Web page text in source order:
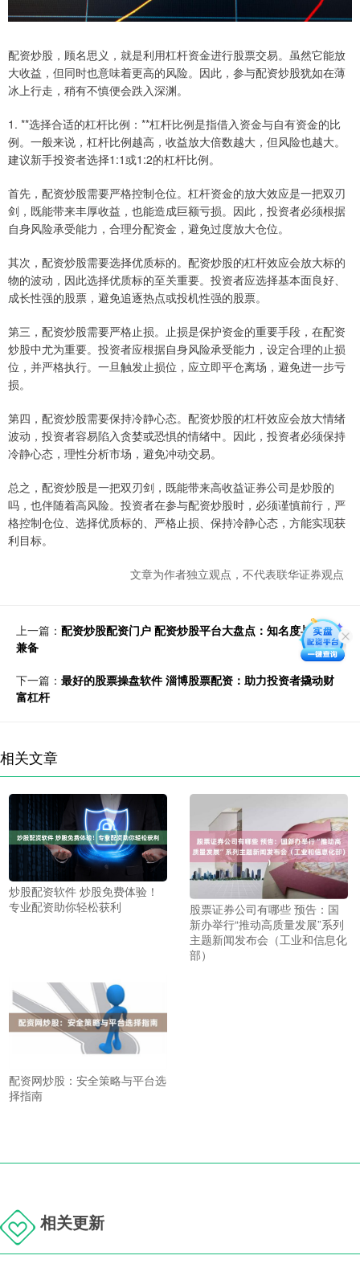
配资炒股，顾名思义，就是利用杠杆资金进行股票交易。虽然它能放
大收益，但同时也意味着更高的风险。因此，参与配资炒股犹如在薄
冰上行走，稍有不慎便会跌入深渊。
1. **选择合适的杠杆比例：**杠杆比例是指借入资金与自有资金的比
例。一般来说，杠杆比例越高，收益放大倍数越大，但风险也越大。
建议新手投资者选择1:1或1:2的杠杆比例。
首先，配资炒股需要严格控制仓位。杠杆资金的放大效应是一把双刃
剑，既能带来丰厚收益，也能造成巨额亏损。因此，投资者必须根据
自身风险承受能力，合理分配资金，避免过度放大仓位。
其次，配资炒股需要选择优质标的。配资炒股的杠杆效应会放大标的
物的波动，因此选择优质标的至关重要。投资者应选择基本面良好、
成长性强的股票，避免追逐热点或投机性强的股票。
第三，配资炒股需要严格止损。止损是保护资金的重要手段，在配资
炒股中尤为重要。投资者应根据自身风险承受能力，设定合理的止损
位，并严格执行。一旦触发止损位，应立即平仓离场，避免进一步亏
损。
第四，配资炒股需要保持冷静心态。配资炒股的杠杆效应会放大情绪
波动，投资者容易陷入贪婪或恐惧的情绪中。因此，投资者必须保持
冷静心态，理性分析市场，避免冲动交易。
总之，配资炒股是一把双刃剑，既能带来高收益证券公司是炒股的
吗，也伴随着高风险。投资者在参与配资炒股时，必须谨慎前行，严
格控制仓位、选择优质标的、严格止损、保持冷静心态，方能实现获
利目标。
文章为作者独立观点，不代表联华证券观点
上一篇： 配资炒股配资门户 配资炒股平台大盘点：知名度与实力
兼备
下一篇： 最好的股票操盘软件 淄博股票配资：助力投资者撬动财
富杠杆
相关文章
炒股配资软件 炒股免费体验！
专业配资助你轻松获利
股票证券公司有哪些 预告：国
新办举行“推动高质量发展”系列
主题新闻发布会（工业和信息化
部）
配资网炒股：安全策略与平台选
择指南
相关更新